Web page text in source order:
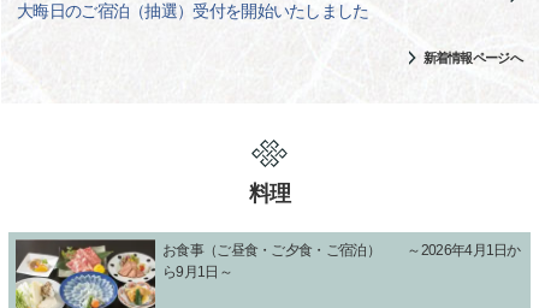
大晦日のご宿泊（抽選）受付を開始いたしました
新着情報ページへ
料理
お食事（ご昼食・ご夕食・ご宿泊） ～2026年4月1日か
ら9月1日～